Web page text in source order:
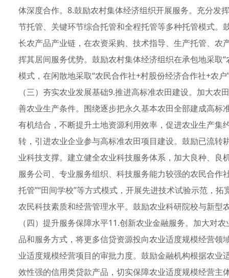
体深度合作。8.鼓励农村集体经济组织开展服务。充分发
节托管、关键环节综合托管和全程托管等多种托管模式
长农产品产业链，在农资采购、技术指导、生产托管、
挥其居间服务优势。鼓励农村集体经济组织在承包地采取
模式，在闲散地采取“农民合作社+村股份经济合作社+农
（三）夯实农业发展基础9.推进高标准农田建设。加大
善农业生产条件。围绕逐步把永久基本农田全部建成高
有机结合，不断提升土地资源利用效率，促进农业生产
转，引进农业企业参与高标准农田项目建设。鼓励已流
业科技支撑。建立健全农业科技服务体系，加大良种、
服务公司、专业服务组织、科技服务能力较强的农民合作
托管”“田间学校”等方式模式，开展先进技术试验示范，
农民科技素质和经营管理水平。鼓励农业科研院校与新
（四）提升服务保障水平11.创新农业金融服务。加大对
品和服务方式，将更多信贷资源投向农业适度规模经营
业适度规模经营项目的审批力度。鼓励金融机构根据农
效性强的信用类贷款产品，切实保障农业适度规模经营